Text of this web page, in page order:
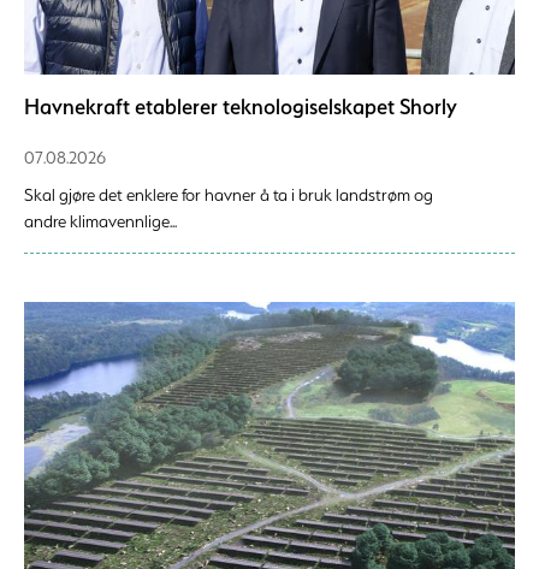
Havnekraft etablerer teknologiselskapet Shorly
07.08.2026
Skal gjøre det enklere for havner å ta i bruk landstrøm og
andre klimavennlige...